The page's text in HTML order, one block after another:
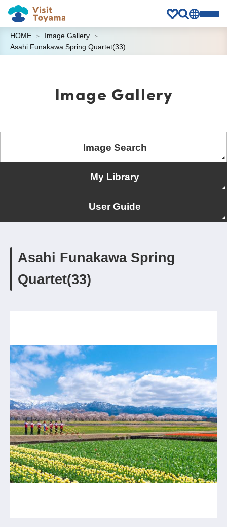
HOME
Image Gallery
Asahi Funakawa Spring Quartet(33)
Image Gallery
Image Search
My Library
User Guide
Asahi Funakawa Spring
Quartet(33)